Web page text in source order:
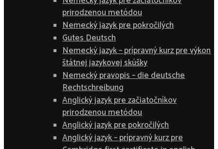
prirodzenou metódou
Nemecký jazyk pre pokročilých
Gutes Deutsch
Nemecký jazyk – prípravný kurz pre výkon
štátnej jazykovej skúšky
Nemecký pravopis – die deutsche
Rechtschreibung
Anglický jazyk pre začiatočníkov
prirodzenou metódou
Anglický jazyk pre pokročilých
Anglický jazyk – prípravný kurz pre